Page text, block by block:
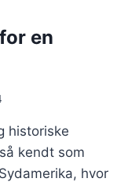
en
historiske
kendt som
hvor